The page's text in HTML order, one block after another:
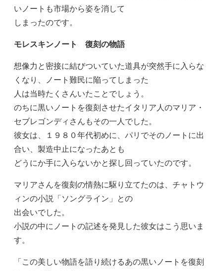
いノートも市場から姿を消して
しまったのです。
モレスキンノート 復刻の物語
想像力と密接に結びついていた道具が突然手に入らな
くなり、ノート難民に陥ってしまった
人は当時たくさんいたことでしょう。
のちに黒いノートを復刻させたイタリア人のマリア・
セブレゴンディさんもその一人でした。
彼女は、１９８０年代初めに、パリでそのノートに出
合い、製造中止になったあとも
どうにか手に入らないかと探し回っていたのです。
マリアさんを復刻の情熱に駆り立てたのは、チャトウ
ィンの小説「ソングライン」との
出会いでした。
小説の中にノートの記述を発見した彼女はこう思いま
す。
「この美しい物語を語り続けるあの黒いノートを復刻